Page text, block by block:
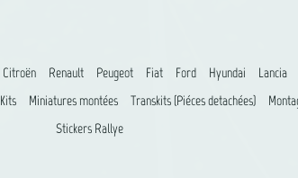
Citroën Renault Peugeot Fiat Ford Hyundai Lancia
Kits Miniatures montées Transkits (Piéces detachées)
Stickers Rallye